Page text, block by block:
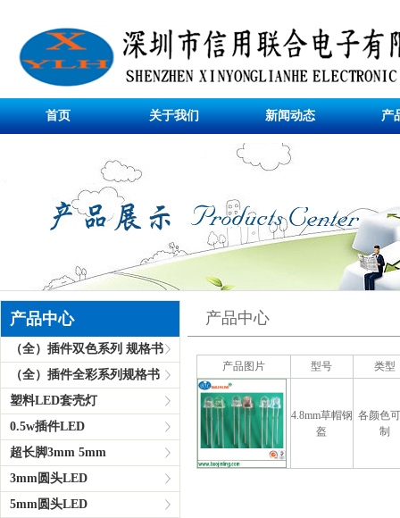
首页 关于我们 新闻动态 产
产品中心
（全）插件双色系列 规格书
（全）插件全彩系列规格书
塑料LED套壳灯
0.5w插件LED
超长脚3mm 5mm
3mm圆头LED
5mm圆头LED
产品中心
产品图片 型号 类型
4.8mm草帽钢
盔
各颜色
制